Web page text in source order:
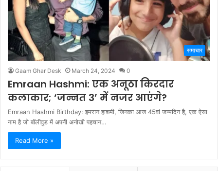
समाचार
Gaam Ghar Desk March 24, 2024 0
Emraan Hashmi: एक अनूठा किरदार
कलाकार; ‘जन्नत 3’ में नजर आएंगे?
Emraan Hashmi Birthday: इमरान हाशमी, जिनका आज 45वां जन्मदिन है, एक ऐसा
नाम है जो बॉलीवुड में अपनी अनोखी पहचान…
Read More »